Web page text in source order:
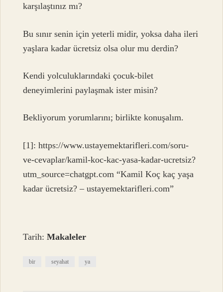
karşılaştınız mı?
Bu sınır senin için yeterli midir, yoksa daha ileri
yaşlara kadar ücretsiz olsa olur mu derdin?
Kendi yolculuklarındaki çocuk-bilet
deneyimlerini paylaşmak ister misin?
Bekliyorum yorumlarını; birlikte konuşalım.
[1]: https://www.ustayemektarifleri.com/soru-
ve-cevaplar/kamil-koc-kac-yasa-kadar-ucretsiz?
utm_source=chatgpt.com “Kamil Koç kaç yaşa
kadar ücretsiz? – ustayemektarifleri.com”
Tarih:Makaleler
bir seyahat ya